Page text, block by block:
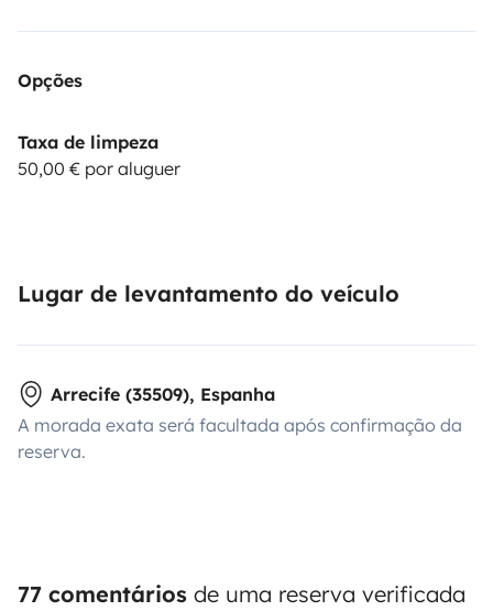
Opções
Taxa de limpeza
50,00 € por aluguer
Lugar de levantamento do veículo
Arrecife (35509), Espanha
A morada exata será facultada após confirmação da
reserva.
77 comentários de uma reserva verificada